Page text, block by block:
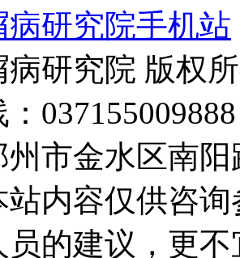
病研究院手机站
病研究院 版权
市金水区南阳
站内容仅供咨
员的建议，更